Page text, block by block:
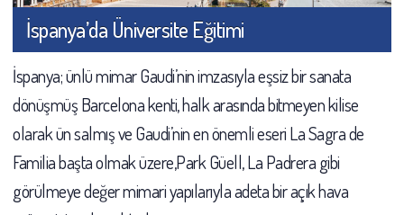
İspanya’da Üniversite Eğitimi
İspanya; ünlü mimar Gaudi’nin imzasıyla eşsiz bir sanata
dönüşmüş Barcelona kenti, halk arasında bitmeyen kilise
olarak ün salmış ve Gaudi’nin en önemli eseri La Sagra de
Familia başta olmak üzere,Park Güell, La Padrera gibi
görülmeye değer mimari yapılarıyla adeta bir açık hava